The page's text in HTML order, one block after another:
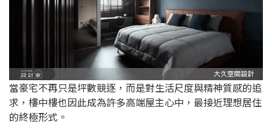
當豪宅不再只是坪數競逐，而是對生活尺度與精神質感的追
求，樓中樓也因此成為許多高端屋主心中，最接近理想居住
的終極形式。